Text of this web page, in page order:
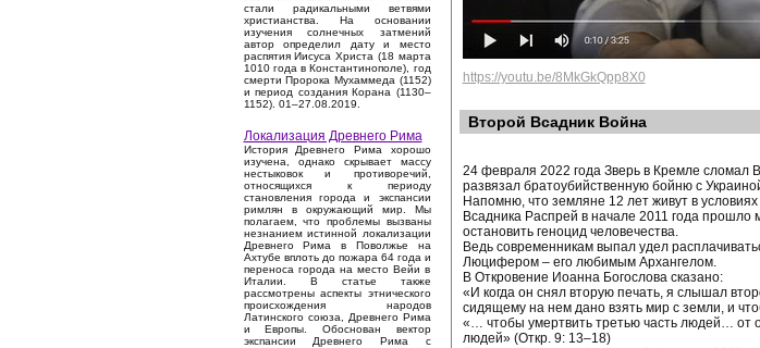
стали радикальными ветвями
христианства. На основании
изучения солнечных затмений
автор определил дату и место
распятия Иисуса Христа (18 марта
1010 года в Константинополе), год
смерти Пророка Мухаммеда (1152)
и период создания Корана (1130–
1152). 01–27.08.2019.
Локализация Древнего Рима
История Древнего Рима хорошо
изучена, однако скрывает массу
нестыковок и противоречий,
относящихся к периоду
становления города и экспансии
римлян в окружающий мир. Мы
полагаем, что проблемы вызваны
незнанием истинной локализации
Древнего Рима в Поволжье на
Ахтубе вплоть до пожара 64 года и
переноса города на место Вейи в
Италии. В статье также
рассмотрены аспекты этнического
происхождения народов
Латинского союза, Древнего Рима
и Европы. Обоснован вектор
экспансии Древнего Рима с
https://youtu.be/8MkGkQpp8X0
Второй Всадник Война
24 февраля 2022 года Зверь в Кремле сломал
развязал братоубийственную бойню с
Напомню, что земляне 12 лет живут в
Всадника Распрей в начале 2011 года прошло
остановить геноцид человечества.
Ведь современникам выпал удел
Люцифером – его любимым Архангелом.
В Откровение Иоанна Богослова сказано:
«И когда он снял вторую печать, я слышал
сидящему на нем дано взять мир с земли, и
«… чтобы умертвить третью часть людей… от
людей» (Откр. 9: 13–18)